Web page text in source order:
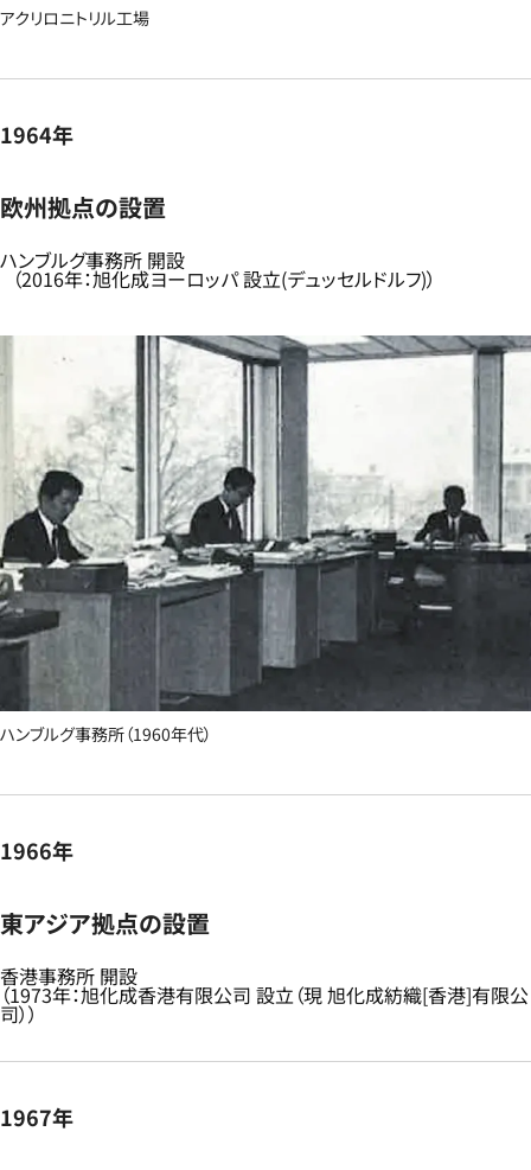
アクリロニトリル工場
1964年
欧州拠点の設置​
ハンブルグ事務所 開設​
（2016年：旭化成ヨーロッパ 設立(デュッセルドルフ)）​
ハンブルグ事務所（1960年代）
1966年
東アジア拠点の設置​
香港事務所 開設​
（1973年：旭化成香港有限公司 設立（現 旭化成紡織[香港]有限公
司））​
1967年